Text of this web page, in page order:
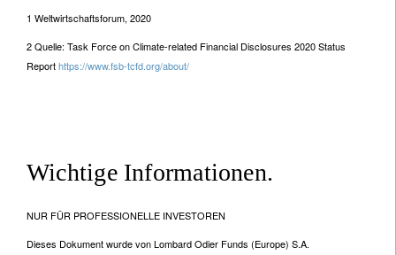
1 Weltwirtschaftsforum, 2020
2 Quelle: Task Force on Climate-related Financial Disclosures 2020 Status
Reporthttps://www.fsb-tcfd.org/about/
Wichtige Informationen.
NUR FÜR PROFESSIONELLE INVESTOREN
Dieses Dokument wurde von Lombard Odier Funds (Europe) S.A.